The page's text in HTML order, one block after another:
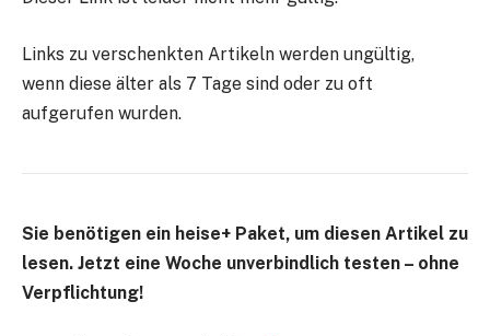
Links zu verschenkten Artikeln werden ungültig,
wenn diese älter als 7 Tage sind oder zu oft
aufgerufen wurden.
Sie benötigen ein heise+ Paket, um diesen Artikel zu
lesen. Jetzt eine Woche unverbindlich testen – ohne
Verpflichtung!